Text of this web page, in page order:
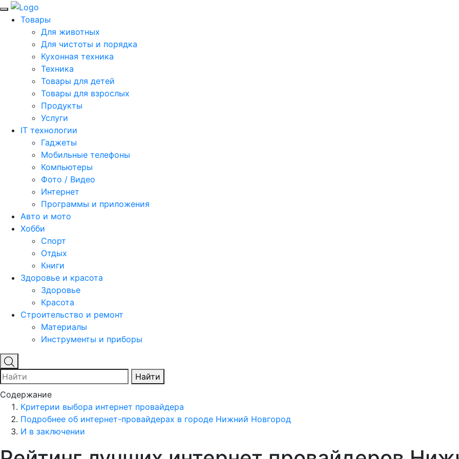
Товары
Для животных
Для чистоты и порядка
Кухонная техника
Техника
Товары для детей
Товары для взрослых
Продукты
Услуги
IT технологии
Гаджеты
Мобильные телефоны
Компьютеры
Фото / Видео
Интернет
Программы и приложения
Авто и мото
Хобби
Спорт
Отдых
Книги
Здоровье и красота
Здоровье
Красота
Строительство и ремонт
Материалы
Инструменты и приборы
Найти
Содержание
Критерии выбора интернет провайдера
Подробнее об интернет-провайдерах в городе Нижний Новгород
И в заключении